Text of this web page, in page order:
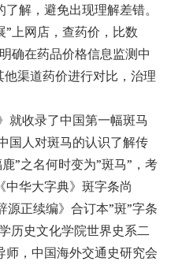
解，避免出现理解差错。
上网店，查药价，比数
确在药品价格信息监测中
渠道药价进行对比，治理
就收录了中国第一幅斑马
国人对斑马的认识了解传
”之名何时变为”斑马”，考
华大字典》斑字条尚
源正续编》合订本”斑”字条
历史文化学院世界史系二
，中国海外交通史研究会